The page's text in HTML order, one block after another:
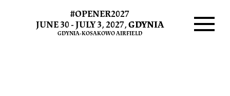
Pezet
#OPENER2027
JUNE 30 - JULY 3, 2027, GDYNIA
GDYNIA-KOSAKOWO AIRFIELD